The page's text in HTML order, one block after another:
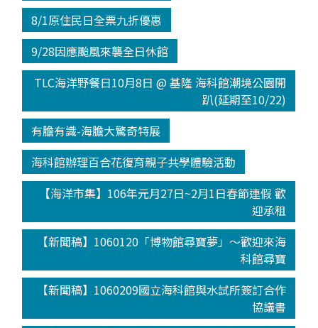
8/1原住民日全票九折優惠
9/28因應颱風來襲全日休館
TLC海洋野餐日10月8日 @ 基隆 海科館潮境公園開
趴(延期至10/22)
有膽有識-海膽大驚奇特展
海科館辦理百合花復育親子共學體驗活動
【海洋市集】106年元月27日~2月1日春節連假 歡
迎承租
【新聞稿】1060120「博物館尋寶夢」～歡迎來海
科館尋寶
【新聞稿】1060209國立海科館與水試所簽訂合作
協議書